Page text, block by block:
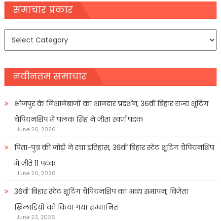
navigation
समाचार प्रकार
समाचार
नवीनतम समाचार
भोजपुर के निशानेबाजों का शानदार प्रदर्शन, 36वीं बिहार राज्य शूटिंग
चैंपियनशिप में पलक सिंह ने जीता स्वर्ण पदक
June 26, 2026
पिता-पुत्र की जोड़ी ने रचा इतिहास, 36वीं बिहार स्टेट शूटिंग चैंपियनशिप
में जीते 11 पदक
June 26, 2026
36वीं बिहार स्टेट शूटिंग चैंपियनशिप का भव्य समापन, विजेता
खिलाडिय़ों को किया गया सम्मानित
June 23, 2026